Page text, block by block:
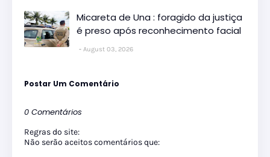
Micareta de Una : foragido da justiça
é preso após reconhecimento facial
August 03, 2026
Postar Um Comentário
0 Comentários
Regras do site:
Não serão aceitos comentários que: